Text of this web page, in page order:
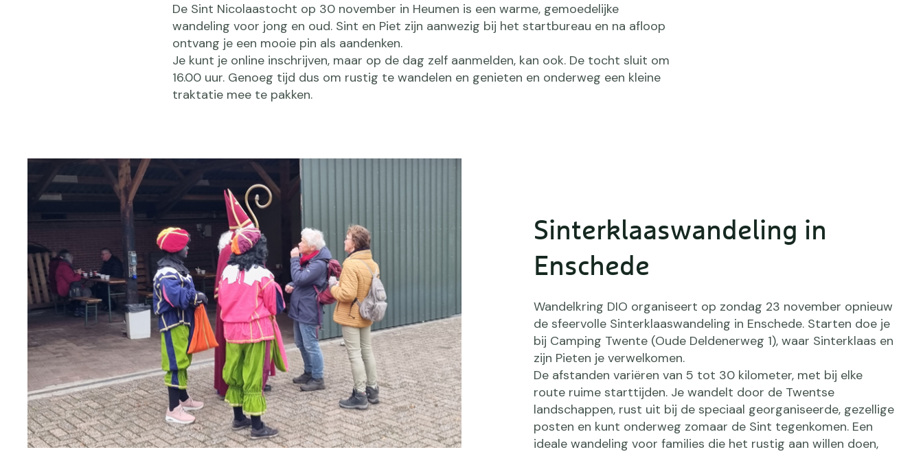
De Sint Nicolaastocht op 30 november in Heumen is een warme, gemoedelijke
wandeling voor jong en oud. Sint en Piet zijn aanwezig bij het startbureau en na afloop
ontvang je een mooie pin als aandenken.
Je kunt je online inschrijven, maar op de dag zelf aanmelden, kan ook. De tocht sluit om
16.00 uur. Genoeg tijd dus om rustig te wandelen en genieten en onderweg een kleine
traktatie mee te pakken.
Sinterklaaswandeling in
Enschede
Wandelkring DIO organiseert op zondag 23 november opnieuw
de sfeervolle Sinterklaaswandeling in Enschede. Starten doe je
bij Camping Twente (Oude Deldenerweg 1), waar Sinterklaas en
zijn Pieten je verwelkomen.
De afstanden variëren van 5 tot 30 kilometer, met bij elke
route ruime starttijden. Je wandelt door de Twentse
landschappen, rust uit bij de speciaal georganiseerde, gezellige
posten en kunt onderweg zomaar de Sint tegenkomen. Een
ideale wandeling voor families die het rustig aan willen doen,